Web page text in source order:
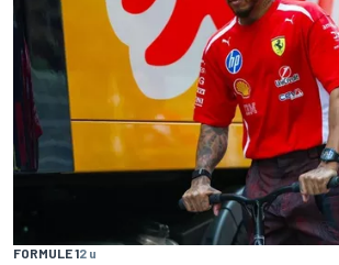
FORMULE 12 u